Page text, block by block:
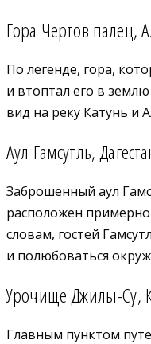
Гора Чертов палец,
По легенде, гора,
и втоптал его в
вид на реку Катунь и
Аул Гамсутль,
Заброшенный аул
расположен
словам, гостей
и полюбоваться
Урочище Джилы-Су,
Главным пунктом